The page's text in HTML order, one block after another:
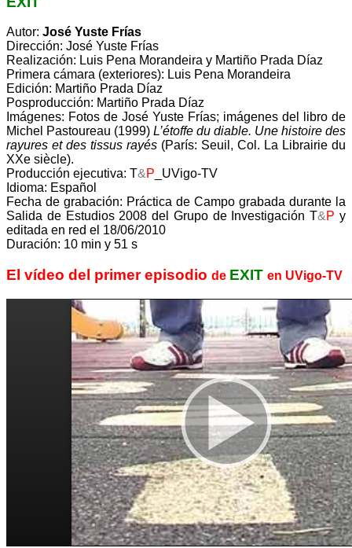
Autor: José Yuste Frías
Dirección: José Yuste Frías
Realización: Luis Pena Morandeira y Martiño Prada Díaz
Primera cámara (exteriores): Luis Pena Morandeira
Edición: Martiño Prada Díaz
Posproducción: Martiño Prada Díaz
Imágenes: Fotos de José Yuste Frías; imágenes del libro de
Michel Pastoureau (1999) L’étoffe du diable. Une histoire des
rayures et des tissus rayés (París: Seuil, Col. La Librairie du
XXe siècle).
Producción ejecutiva: T&P _UVigo-TV
Idioma: Español
Fecha de grabación: Práctica de Campo grabada durante la
Salida de Estudios 2008 del Grupo de Investigación T&P y
editada en red el 18/06/2010
Duración: 10 min y 51 s
El vídeo del primer episodio de EXIT en UVigo-TV